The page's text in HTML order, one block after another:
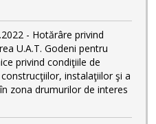
- Hotărâre privind
U.A.T. Godeni pentru
privind condiţiile de
instalaţiilor şi a
zona drumurilor de interes